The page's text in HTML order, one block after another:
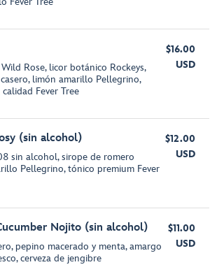
Rose, licor botánico Rockeys,
limón amarillo Pellegrino,
Fever Tree
$16.00
USD
(sin alcohol)
sin alcohol, sirope de romero
Pellegrino, tónico premium Fever
$12.00
USD
Nojito (sin alcohol)
pepino macerado y menta, amargo
cerveza de jengibre
$11.00
USD